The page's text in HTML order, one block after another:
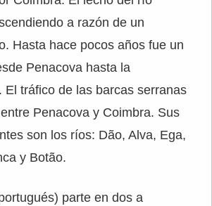
a razón de un
Hasta hace pocos años fue un
Penacova hasta la
El tráfico de las barcas serranas
Penacova y Coimbra. Sus
son los ríos: Dão, Alva, Ega,
y Botão.
parte en dos a